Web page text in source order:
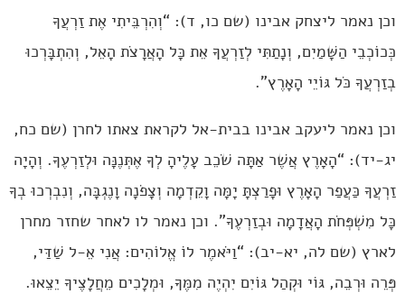
וכן נאמר ליצחק אבינו (שם כו, ד): “וְהִרְבֵּיתִי אֶת זַרְעֲךָ
כְּכוֹכְבֵי הַשָּׁמַיִם, וְנָתַתִּי לְזַרְעֲךָ אֵת כָּל הָאֲרָצֹת הָאֵל, וְהִתְבָּרְכוּ
בְזַרְעֲךָ כֹּל גּוֹיֵי הָאָרֶץ”.
וכן נאמר ליעקב אבינו בבית-אל לקראת צאתו לחרן (שם כח,
יג-יד): “הָאָרֶץ אֲשֶׁר אַתָּה שֹׁכֵב עָלֶיהָ לְךָ אֶתְּנֶנָּה וּלְזַרְעֶךָ. וְהָיָה
זַרְעֲךָ כַּעֲפַר הָאָרֶץ וּפָרַצְתָּ יָמָּה וָקֵדְמָה וְצָפֹנָה וָנֶגְבָּה, וְנִבְרְכוּ בְךָ
כָּל מִשְׁפְּחֹת הָאֲדָמָה וּבְזַרְעֶךָ”. וכן נאמר לו לאחר שחזר מחרן
לארץ (שם לה, יא-יב): “וַיֹּאמֶר לוֹ אֱלוֹהִים: אֲנִי אֵ-ל שַׁדַּי,
פְּרֵה וּרְבֵה, גּוֹי וּקְהַל גּוֹיִם יִהְיֶה מִמֶּךָּ, וּמְלָכִים מֵחֲלָצֶיךָ יֵצֵאוּ.